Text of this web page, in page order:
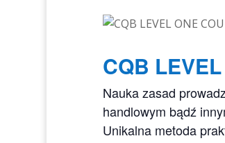
CQB
Nauka zasad
handlowym bądź
Unikalna metoda